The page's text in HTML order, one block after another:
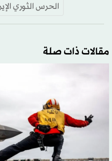
الحرس الثوري
مقالات ذات صلة